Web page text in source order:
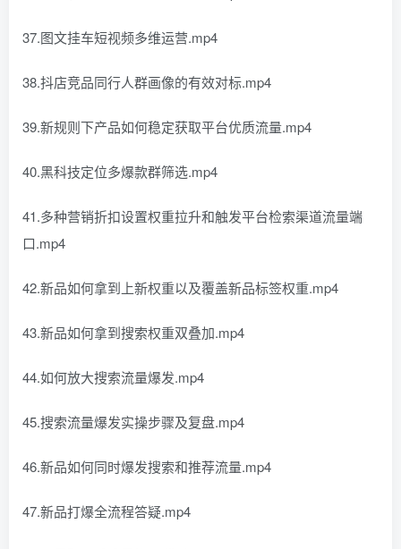
37.图文挂车短视频多维运营.mp4
38.抖店竞品同行人群画像的有效对标.mp4
39.新规则下产品如何稳定获取平台优质流量.mp4
40.黑科技定位多爆款群筛选.mp4
41.多种营销折扣设置权重拉升和触发平台检索渠道流量端
口.mp4
42.新品如何拿到上新权重以及覆盖新品标签权重.mp4
43.新品如何拿到搜索权重双叠加.mp4
44.如何放大搜索流量爆发.mp4
45.搜索流量爆发实操步骤及复盘.mp4
46.新品如何同时爆发搜索和推荐流量.mp4
47.新品打爆全流程答疑.mp4